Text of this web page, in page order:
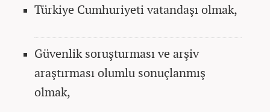
Türkiye Cumhuriyeti vatandaşı olmak,
Güvenlik soruşturması ve arşiv
araştırması olumlu sonuçlanmış
olmak,